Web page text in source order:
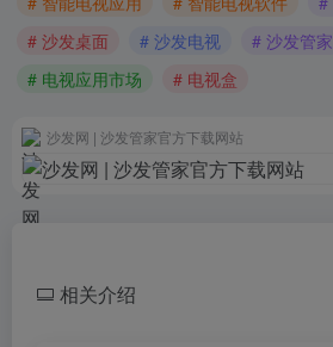
# 沙发桌面
# 沙发电视 # 沙发管家
# 电视应用市场
# 电视盒
沙发网 | 沙发管家官方下载网站
相关介绍